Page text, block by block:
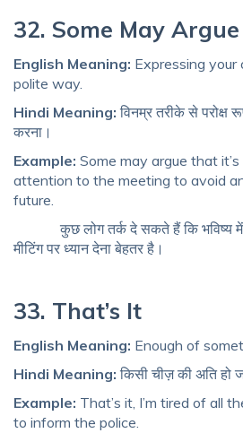
32. Some May
English Meaning: Expressing your
polite way.
Hindi Meaning: विनम्र तरीके से परोक्ष
करना।
Example: Some may argue that
attention to the meeting to avoid
future.
कुछ लोग तर्क दे सकते हैं कि भविष्य में
मीटिंग पर ध्यान देना बेहतर है।
33. That’s It
English Meaning: Enough of
Hindi Meaning: किसी चीज़ की अति हो
Example: That’s it, I’m tired of all
to inform the police.